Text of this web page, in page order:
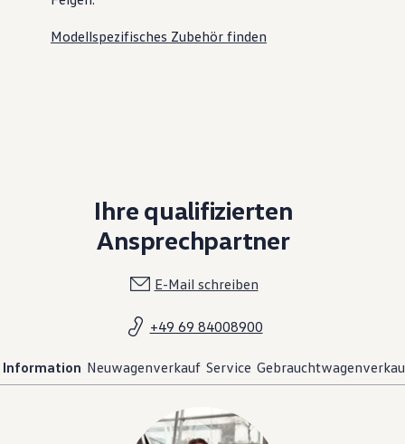
Modellspezifisches Zubehör finden
Ihre qualifizierten
Ansprechpartner
E-Mail schreiben
+49 69 84008900
Information Neuwagenverkauf Service